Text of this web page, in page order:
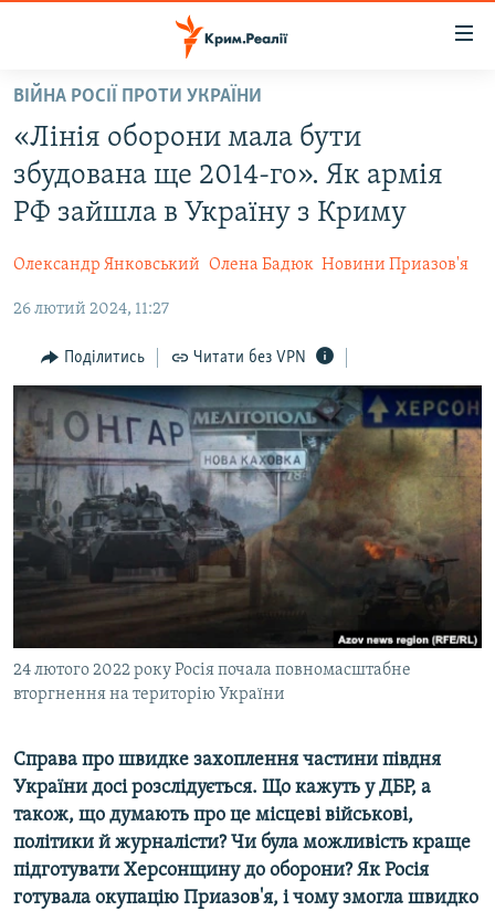
Перейти
основного
матеріалу
Перейти
до
основної
Перейти
пошуку
ВОДА.КРИМ
ВІДЕО ТА ФОТО
БЛОГИ
ПОГЛЯД
ІНТЕРВ'Ю
ВСЕ ЗА ДЕНЬ
СПЕЦПРОЕКТИ
ДЕПОРТАЦІЯ
ВІДЕОУРОКИ «ELIFBE»
СВІДЧЕННЯ ОКУПАЦІЇ
УКРАЇНСЬКА ПРОБЛЕМА КРИМУ
ЯК ОБІЙТИ БЛОКУВАННЯ
Русский
Qırımtatar
ВІЙНА РОСІЇ ПРОТИ УКРАЇНИ
«Лінія оборони мала бути
збудована ще 2014-го». Як армія
РФ зайшла в Україну з Криму
Олександр Янковський Олена Бадюк Новини Приазов'я
26 лютий 2024, 11:27
Поділитись Читати без VPN
24 лютого 2022 року Росія почала повномасштабне
вторгнення на територію України
Справа про швидке захоплення частини півдня
України досі розслідується. Що кажуть у ДБР, а
також, що думають про це місцеві військові,
політики й журналісти? Чи була можливість краще
підготувати Херсонщину до оборони? Як Росія
готувала окупацію Приазов'я, і чому змогла швидко